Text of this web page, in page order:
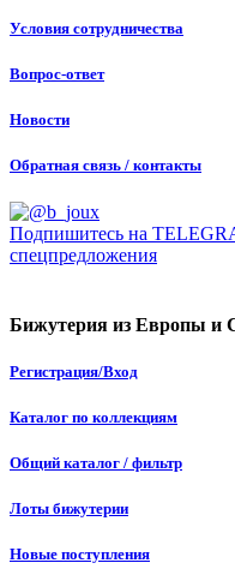
Условия сотрудничества
Вопрос-ответ
Новости
Обратная связь / контакты
Подпишитесь на
спецпредложения
Бижутерия из Европы
Регистрация/Вход
Каталог по коллекциям
Общий каталог / фильтр
Лоты бижутерии
Новые поступления